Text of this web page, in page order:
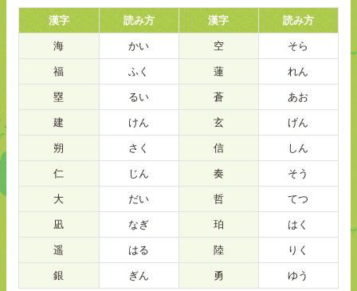
漢字 読み方 漢字
読み方
海
かい 空
そら
福
ふく 蓮
れん
塁
るい 蒼
あお
建
けん 玄
げん
朔
さく 信
しん
仁
じん 奏
そう
大
だい 哲
てつ
凪
なぎ 珀
はく
遥
はる 陸
りく
銀
ぎん 勇 ゆう